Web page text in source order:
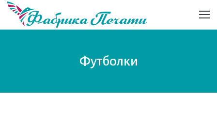
Футболки